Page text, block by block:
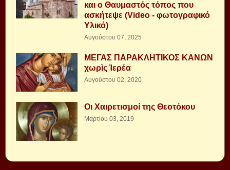
και ο Θαυμαστός τόπος που
ασκήτεψε (Video - φωτογραφικό
Υλικό)
Αυγούστου 07, 2025
ΜΕΓΑΣ ΠΑΡΑΚΛΗΤΙΚΟΣ ΚΑΝΩΝ
χωρὶς Ἱερέα
Αυγούστου 02, 2020
Οι Χαιρετισμοί της Θεοτόκου
Μαρτίου 03, 2019